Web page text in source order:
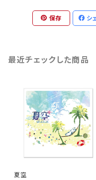
保存 シ
最近チェックした商品
夏空